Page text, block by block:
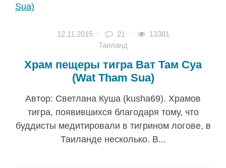
12.11.2015· 21 ·
13381
Таиланд
Храм пещеры тигра Ват Там Суа
(Wat Tham Sua)
Автор: Светлана Куша (kusha69). Храмов
тигра, появившихся благодаря тому, что
буддисты медитировали в тигрином логове, в
Таиланде несколько. В...